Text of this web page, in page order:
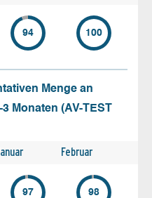
94 100
Menge an
Monaten (AV-TEST
Februar
97 98